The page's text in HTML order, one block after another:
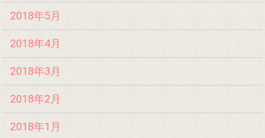
2018年5月
2018年4月
2018年3月
2018年2月
2018年1月